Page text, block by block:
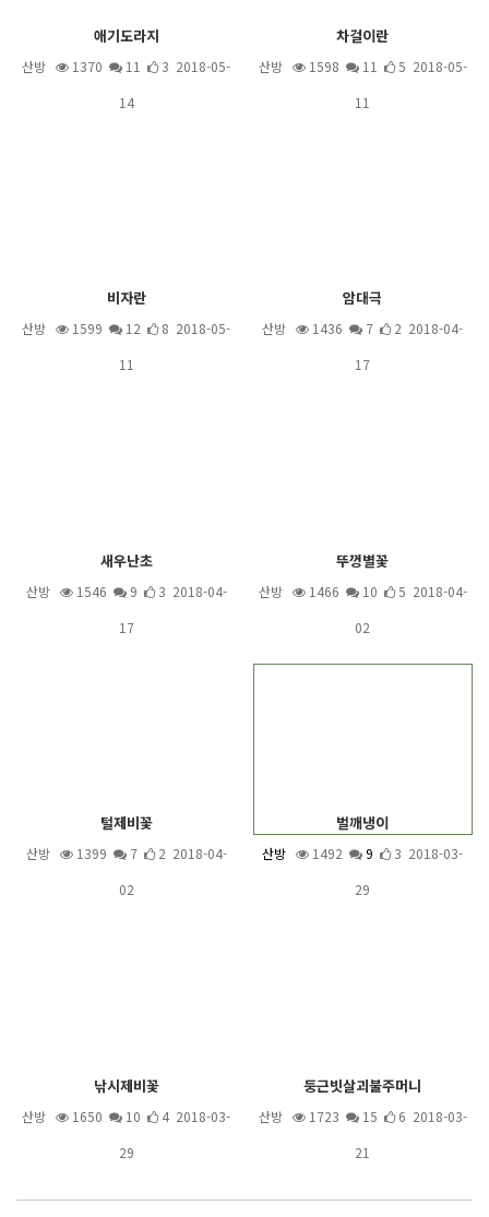
애기도라지
산방 1370 11
3 2018-05-
14
차걸이란
산방 1598 11
5 2018-05-
11
비자란
산방 1599 12
8 2018-05-
11
암대극
산방 1436 7
2 2018-04-
17
새우난초
산방 1546 9
3 2018-04-
17
뚜껑별꽃
산방 1466 10
5 2018-04-
02
털제비꽃
산방 1399 7
2 2018-04-
02
벌깨냉이
산방 1492 9
3 2018-03-
29
낚시제비꽃
산방 1650 10
4 2018-03-
29
둥근빗살괴불주머니
산방 1723 15
6 2018-03-
21